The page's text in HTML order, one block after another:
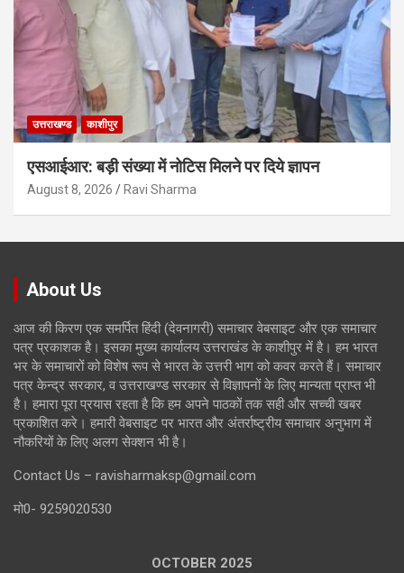
उत्तराखण्ड काशीपुर
एसआईआर: बड़ी संख्या में नोटिस मिलने पर दिये ज्ञापन
August 8, 2026 Ravi Sharma
About Us
आज की किरण एक समर्पित हिंदी (देवनागरी) समाचार वेबसाइट और एक समाचार
पत्र प्रकाशक है। इसका मुख्य कार्यालय उत्तराखंड के काशीपुर में है। हम भारत
भर के समाचारों को विशेष रूप से भारत के उत्तरी भाग को कवर करते हैं। समाचार
पत्र केन्द्र सरकार, व उत्तराखण्ड सरकार से विज्ञापनों के लिए मान्यता प्राप्त भी
है। हमारा पूरा प्रयास रहता है कि हम अपने पाठकों तक सही और सच्ची खबर
प्रकाशित करे। हमारी वेबसाइट पर भारत और अंतर्राष्ट्रीय समाचार अनुभाग में
नौकरियों के लिए अलग सेक्शन भी है।
Contact Us – ravisharmaksp@gmail.com
मो0- 9259020530
OCTOBER 2025